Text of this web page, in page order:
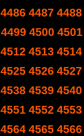
4486 4487 4488
4499 4500 4501
4512 4513 4514
4525 4526 4527
4538 4539 4540
4551 4552 4553
4564 4565 4566